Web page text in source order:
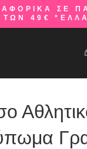
ΣΕ
49€